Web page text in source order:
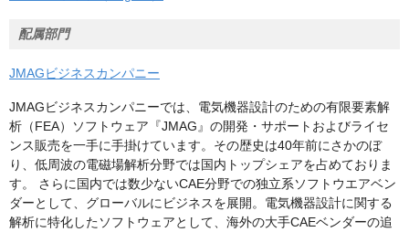
配属部門
JMAGビジネスカンパニー
JMAGビジネスカンパニーでは、電気機器設計のための有限要素解
析（FEA）ソフトウェア『JMAG』の開発・サポートおよびライセ
ンス販売を一手に手掛けています。その歴史は40年前にさかのぼ
り、低周波の電磁場解析分野では国内トップシェアを占めておりま
す。 さらに国内では数少ないCAE分野での独立系ソフトウエアベン
ダーとして、グローバルにビジネスを展開。電気機器設計に関する
解析に特化したソフトウェアとして、海外の大手CAEベンダーの追